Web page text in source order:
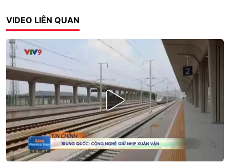
VIDEO LIÊN QUAN